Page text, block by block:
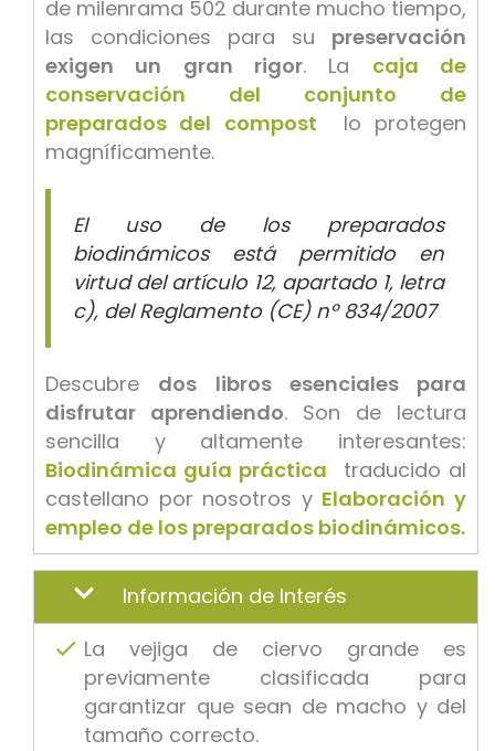
de milenrama 502 durante mucho tiempo,
las condiciones para su preservación
exigen un gran rigor. La caja de
conservación del conjunto de
preparados del compost
lo protegen
magníficamente.
El uso de los preparados
biodinámicos está permitido en
virtud del artículo 12, apartado 1, letra
c), del Reglamento (CE) nº 834/2007
Descubre dos libros esenciales para
disfrutar aprendiendo. Son de lectura
sencilla y altamente interesantes:
Biodinámica guía práctica traducido al
castellano por nosotros y Elaboración y
empleo de los preparados biodinámicos.
Información de Interés
La vejiga de ciervo grande es
previamente clasificada para
garantizar que sean de macho y del
tamaño correcto.